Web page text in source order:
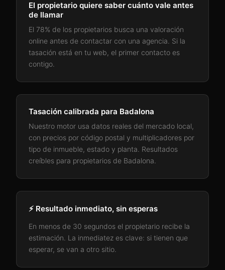
El propietario quiere saber cuánto vale antes
de llamar
El 78% de los propietarios busca una valoración
online antes de contactar con una agencia. Si la
tasación está en tu web, el primer contacto es
contigo.
Tasación calibrada para Badalona
Nuestro motor usa datos reales del mercado local,
con precios por código postal y multiplicadores por
tipo de inmueble, estado y planta. Resultados
creíbles para propietarios de Badalona
⚡ Resultado inmediato, sin esperas
En menos de 30 segundos el propietario recibe la
estimación. La inmediatez es clave: si tienen que
esperar, se van a otro sitio.